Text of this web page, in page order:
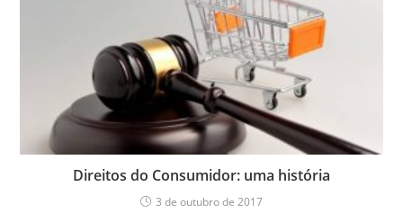
Direitos do Consumidor: uma história
3 de outubro de 2017